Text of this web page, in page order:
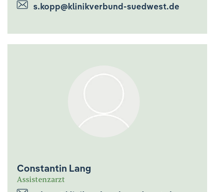
s.kopp@klinikverbund-suedwest.de
Constantin Lang
Assistenzarzt